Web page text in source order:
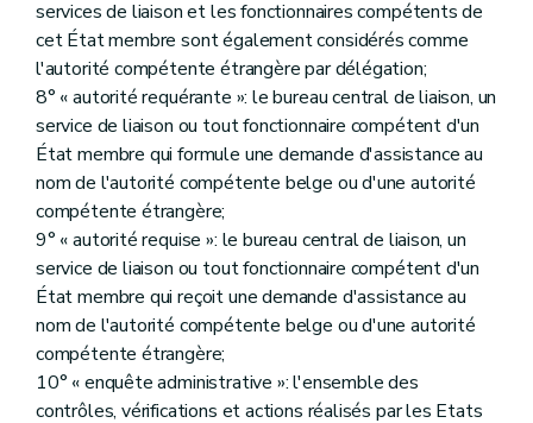
services de liaison et les fonctionnaires compétents de
cet État membre sont également considérés comme
l'autorité compétente étrangère par délégation;
8° « autorité requérante »: le bureau central de liaison, un
service de liaison ou tout fonctionnaire compétent d'un
État membre qui formule une demande d'assistance au
nom de l'autorité compétente belge ou d'une autorité
compétente étrangère;
9° « autorité requise »: le bureau central de liaison, un
service de liaison ou tout fonctionnaire compétent d'un
État membre qui reçoit une demande d'assistance au
nom de l'autorité compétente belge ou d'une autorité
compétente étrangère;
10° « enquête administrative »: l'ensemble des
contrôles, vérifications et actions réalisés par les Etats